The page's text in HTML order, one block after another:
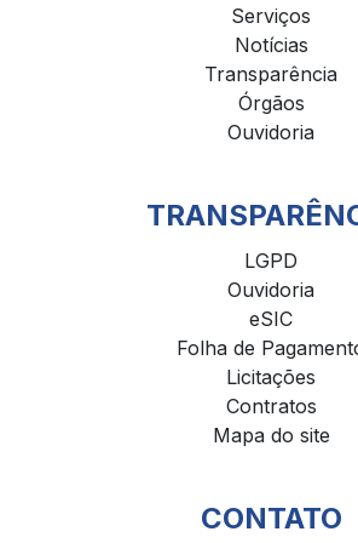
Serviços
Notícias
Transparência
Órgãos
Ouvidoria
LGPD
Ouvidoria
eSIC
Folha de
Licitações
Contratos
Mapa do site
CONTATO